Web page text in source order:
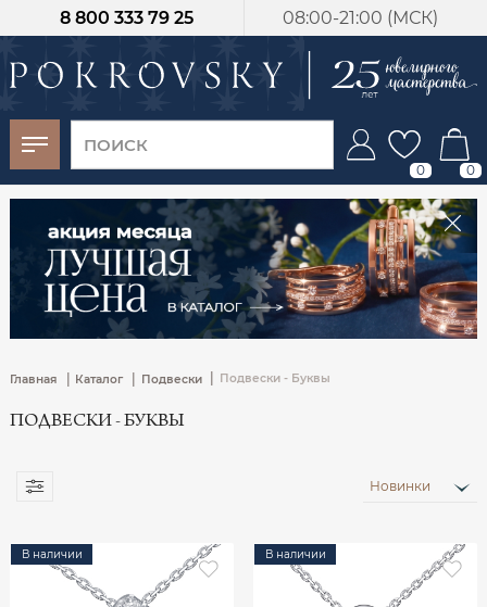
08:00-21:00 (МСК)
8 800 333 79 25
0 0
Главная | Каталог | Подвески Подвески - Буквы
ПОДВЕСКИ - БУКВЫ
Новинки
В наличии В наличии
-30%
от 15 дней с
момента оплаты